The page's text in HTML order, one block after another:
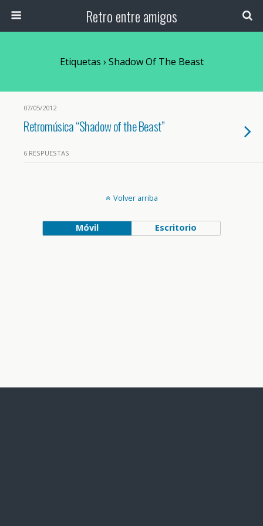
Retro entre amigos
Etiquetas › Shadow Of The Beast
07/05/2012
Retromúsica “Shadow of the Beast”
6 RESPUESTAS
Volver arriba
Móvil Escritorio